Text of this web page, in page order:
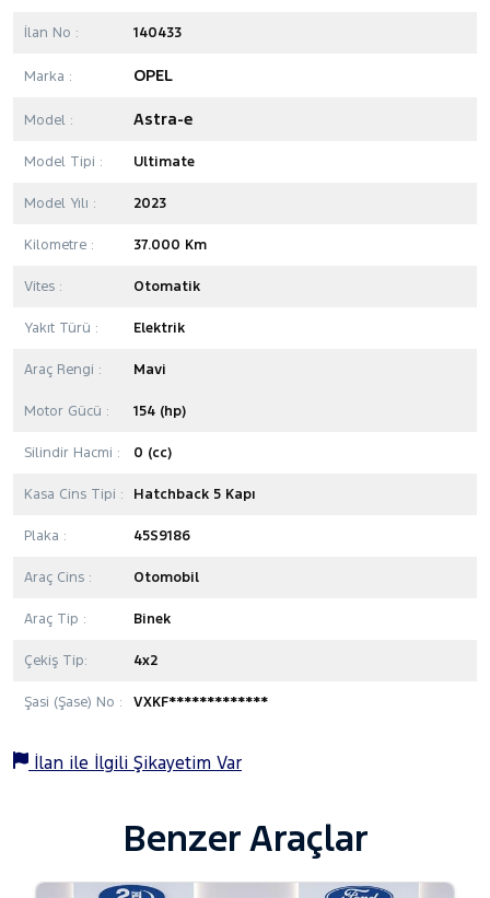
İlan No : 140433
Marka : OPEL
Model : Astra-e
Model Tipi : Ultimate
Model Yılı : 2023
Kilometre : 37.000 Km
Vites : Otomatik
Yakıt Türü : Elektrik
Araç Rengi : Mavi
Motor Gücü : 154 (hp)
Silindir Hacmi : 0 (cc)
Kasa Cins Tipi : Hatchback 5 Kapı
Plaka : 45S9186
Araç Cins : Otomobil
Araç Tip : Binek
Çekiş Tip: 4x2
Şasi (Şase) No : VXKF*************
İlan ile İlgili Şikayetim Var
Benzer Araçlar